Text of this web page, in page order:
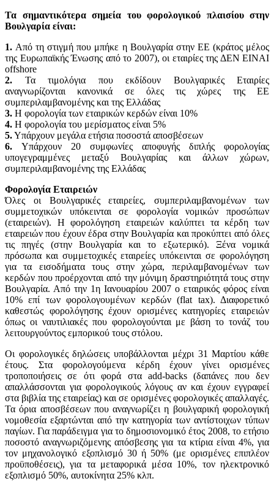
Τα σημαντικότερα σημεία του φορολογικού πλαισίου στην
Βουλγαρία είναι:
1. Από τη στιγμή που μπήκε η Βουλγαρία στην ΕΕ (κράτος μέλος
της Ευρωπαϊκής Ένωσης από το 2007), οι εταιρίες της ΔΕΝ ΕΙΝΑΙ
offshore
2. Τα τιμολόγια που εκδίδουν Βουλγαρικές Εταιρίες
αναγνωρίζονται κανονικά σε όλες τις χώρες της ΕΕ
συμπεριλαμβανομένης και της Ελλάδας
3. Η φορολογία των εταιρικών κερδών είναι 10%
4. Η φορολογία του μερίσματος είναι 5%
5.Υπάρχουν μεγάλα ετήσια ποσοστά αποσβέσεων
6. Υπάρχουν 20 συμφωνίες αποφυγής διπλής φορολογίας
υπογεγραμμένες μεταξύ Βουλγαρίας και άλλων χώρων,
συμπεριλαμβανομένης της Ελλάδας
Φορολογία Εταιρειών
Όλες οι Βουλγαρικές εταιρείες, συμπεριλαμβανομένων των
συμμετοχικών υπόκεινται σε φορολογία νομικών προσώπων
(εταιρειών). Η φορολόγηση εταιρειών καλύπτει τα κέρδη των
εταιρειών που έχουν έδρα στην Βουλγαρία και προκύπτει από όλες
τις πηγές (στην Βουλγαρία και το εξωτερικό). Ξένα νομικά
πρόσωπα και συμμετοχικές εταιρείες υπόκεινται σε φορολόγηση
για τα εισοδήματα τους στην χώρα, περιλαμβανομένων των
κερδών που προέρχονται από την μόνιμη δραστηριότητά τους στην
Βουλγαρία. Από την 1η Ιανουαρίου 2007 ο εταιρικός φόρος είναι
10% επί των φορολογουμένων κερδών (flat tax). Διαφορετικό
καθεστώς φορολόγησης έχουν ορισμένες κατηγορίες εταιρειών
όπως οι ναυτιλιακές που φορολογούνται με βάση το τονάζ του
λειτουργούντος εμπορικού τους στόλου.
Οι φορολογικές δηλώσεις υποβάλλονται μέχρι 31 Μαρτίου κάθε
έτους. Στα φορολογούμενα κέρδη έχουν γίνει ορισμένες
τροποποιήσεις σε ότι φορά στα add-backs (δαπάνες που δεν
απαλλάσσονται για φορολογικούς λόγους αν και έχουν εγγραφεί
στα βιβλία της εταιρείας) και σε ορισμένες φορολογικές απαλλαγές.
Τα όρια αποσβέσεων που αναγνωρίζει η βουλγαρική φορολογική
νομοθεσία εξαρτώνται από την κατηγορία των αντίστοιχων τύπων
παγίων. Για παράδειγμα για το δημοσιονομικό έτος 2008, το ετήσιο
ποσοστό αναγνωριζόμενης απόσβεσης για τα κτίρια είναι 4%, για
τον μηχανολογικό εξοπλισμό 30 ή 50% (με ορισμένες επιπλέον
προϋποθέσεις), για τα μεταφορικά μέσα 10%, τον ηλεκτρονικό
εξοπλισμό 50%, αυτοκίνητα 25% κλπ.